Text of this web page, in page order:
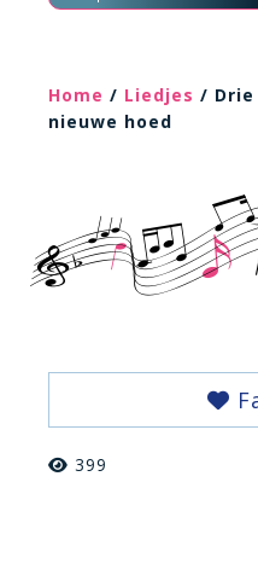
Home / Liedjes / Drie
nieuwe hoed
399